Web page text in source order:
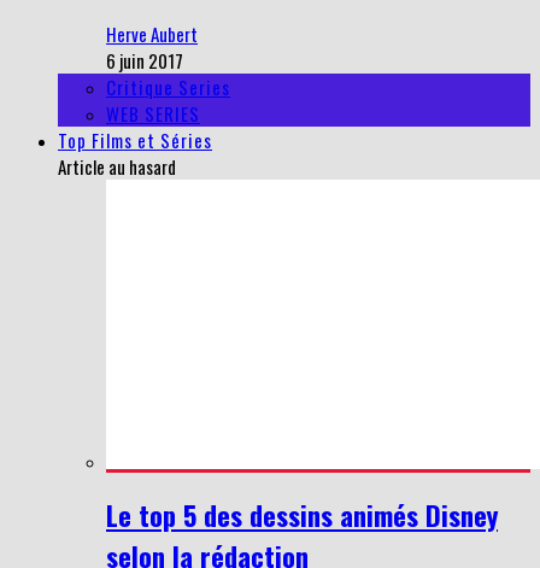
Herve Aubert
6 juin 2017
Critique Series
WEB SERIES
Top Films et Séries
Article au hasard
Le top 5 des dessins animés Disney
selon la rédaction